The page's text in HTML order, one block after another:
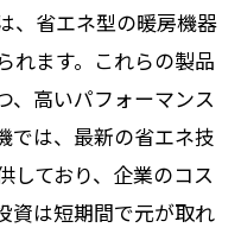
、省エネ型の暖房機器
れます。これらの製品
、高いパフォーマンス
では、最新の省エネ技
しており、企業のコス
資は短期間で元が取れ